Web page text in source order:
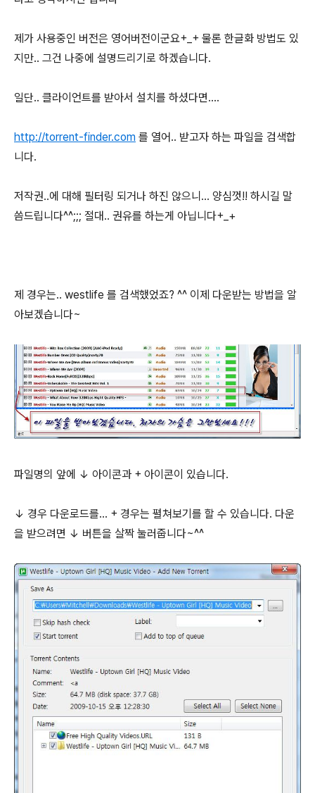
제가 사용중인 버전은 영어버전이군요+_+ 물론 한글화 방법도 있
지만.. 그건 나중에 설명드리기로 하겠습니다.
일단.. 클라이언트를 받아서 설치를 하셨다면....
http://torrent-finder.com 를 열어.. 받고자 하는 파일을 검색합
니다.
저작권..에 대해 필터링 되거나 하진 않으니... 양심껏!! 하시길 말
씀드립니다^^;;; 절대.. 권유를 하는게 아닙니다+_+
제 경우는.. westlife 를 검색했었죠? ^^ 이제 다운받는 방법을 알
아보겠습니다~
파일명의 앞에 ↓ 아이콘과 + 아이콘이 있습니다.
↓ 경우 다운로드를... + 경우는 펼쳐보기를 할 수 있습니다. 다운
을 받으려면 ↓ 버튼을 살짝 눌러줍니다~^^